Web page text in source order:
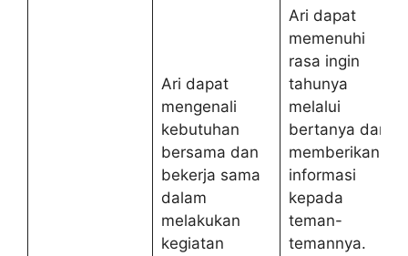
Ari dapat
mengenali
kebutuhan
bersama dan
bekerja sama
dalam
melakukan
kegiatan
Ari dapat
memenuhi
rasa ingin
tahunya
melalui
bertanya dan
memberikan
informasi
kepada
teman-
temannya.